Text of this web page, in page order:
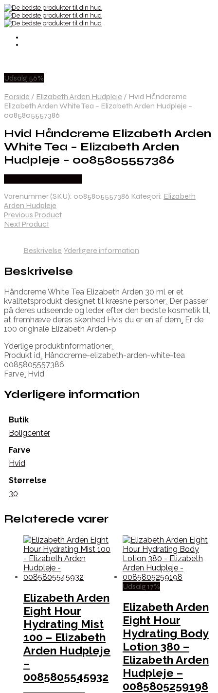
Udsalg 56%
Forside / Elizabeth Arden Hudpleje / Hvid Håndcreme
Elizabeth Arden White Tea – Elizabeth Arden Hudpleje –
0085805557386
Hvid Håndcreme Elizabeth Arden
White Tea – Elizabeth Arden
Hudpleje – 0085805557386
Varenummer (SKU): 0085805557386 Kategori: Elizabeth
Arden Hudpleje
Previous Product
Next Product
Beskrivelse Yderligere information
Beskrivelse
Håndcreme White Tea Elizabeth Arden 30 ml er et
kvalitetsprodukt designet til kræsne personer¸ Der passer
på deres udseende og leder efter den bedste kosmetik til,
at fremhæve deres skønhed Hvis du er en af dem¸ Er de
100 originale Elizabeth Arden-p
Yderlige produktinformationer¸
Produkt id¸ Håndcreme-elizabeth-arden-white-tea
0085805557386
Farve¸ Hvid
Yderligere information
Butik
Boligcenter
Farve
Hvid
Størrelse
30
Relaterede varer
Elizabeth Arden
Eight Hour
Hydrating Mist
100 – Elizabeth
Arden Hudpleje
–
0085805545932
Udsalg 17%
Elizabeth Arden
Eight Hour
Hydrating Body
Lotion 380 –
Elizabeth Arden
Hudpleje –
0085805259198